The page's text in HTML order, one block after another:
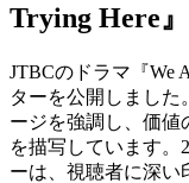
Trying Here
JTBCのドラマ『We
ターを公開しました
ージを強調し、価値
を描写しています。
ーは、視聴者に深い